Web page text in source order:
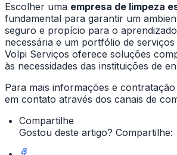
Escolher uma empresa de limpeza
fundamental para garantir um
seguro e propício para o
necessária e um portfólio de
Volpi Serviços oferece soluções
às necessidades das instituições de
Para mais informações e
em contato através dos canais de
Compartilhe
Gostou deste artigo? Compartilhe: